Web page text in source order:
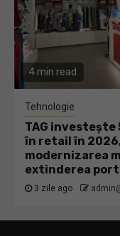
4 min read
Tehnologie
TAG investește
în retail în
modernizarea
extinderea
3 zile ago